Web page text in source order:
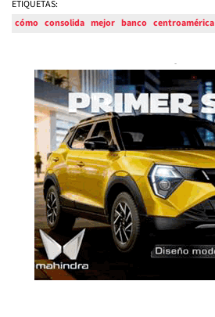
ETIQUETAS:
cómo consolida mejor banco centroamérica